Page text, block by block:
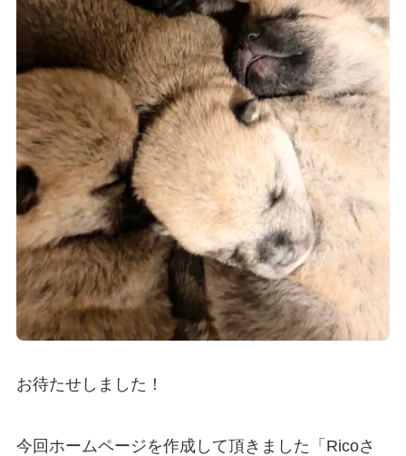
お待たせしました！
今回ホームページを作成して頂きました「Ricoさ